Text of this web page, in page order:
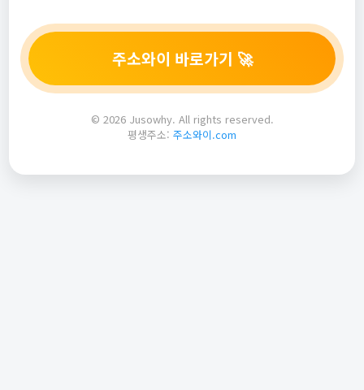
주소와이 바로가기 🚀
© 2026 Jusowhy. All rights reserved.
평생주소: 주소와이.com